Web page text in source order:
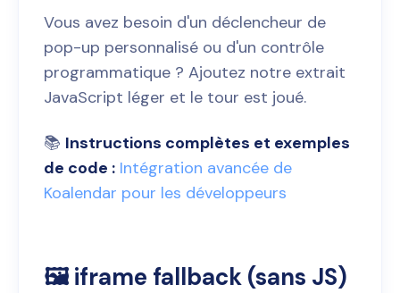
Vous avez besoin d'un déclencheur de
pop-up personnalisé ou d'un contrôle
programmatique ? Ajoutez notre extrait
JavaScript léger et le tour est joué.
📚 Instructions complètes et exemples
de code : Intégration avancée de
Koalendar pour les développeurs
🖼️ iframe fallback (sans JS)